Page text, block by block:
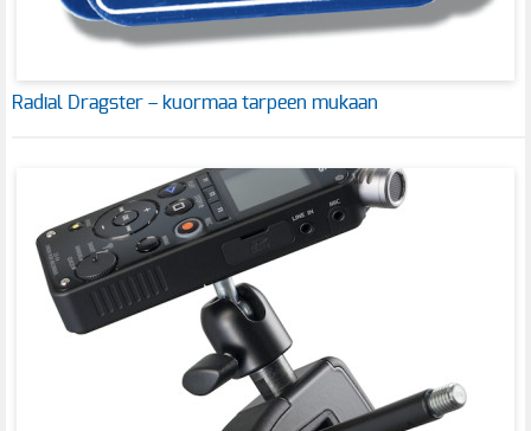
Radial Dragster – kuormaa tarpeen mukaan